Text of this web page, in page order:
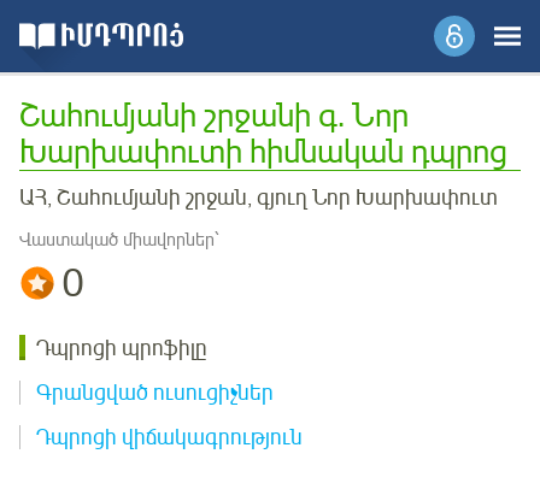
Շահումյանի շրջանի գ. Նոր
Խարխափուտի հիմնական դպրոց
ԱՀ, Շահումյանի շրջան, գյուղ Նոր Խարխափուտ
Վաստակած միավորներ՝
0
Դպրոցի պրոֆիլը
Գրանցված ուսուցիչներ
Դպրոցի վիճակագրություն